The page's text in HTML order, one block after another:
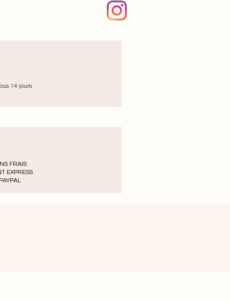
14 jours
FRAIS
EXPRESS